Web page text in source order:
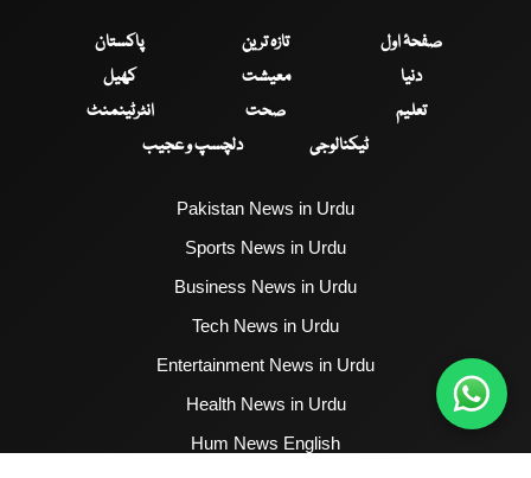
صفحۂ اول تازہ ترین
پاکستان
دنیا
معیشت
کھیل
تعلیم
صحت
انٹرٹینمنٹ
ٹیکنالوجی
دلچسپ و عجیب
Pakistan News in Urdu
Sports News in Urdu
Business News in Urdu
Tech News in Urdu
Entertainment News in Urdu
Health News in Urdu
Hum News English